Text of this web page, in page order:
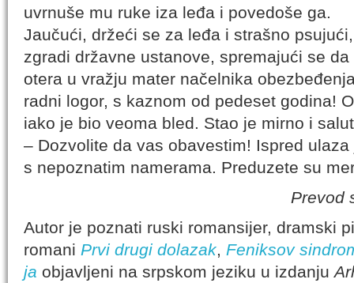
uvrnuše mu ruke iza leđa i povedoše ga.
Jaučući, držeći se za leđa i strašno
zgradi državne ustanove, spremajući se
otera u vražju mater načelnika
radni logor, s kaznom od pedeset godina!
iako je bio veoma bled. Stao je mirno i
– Dozvolite da vas obavestim! Ispred
s nepoznatim namerama. Preduzete su
Prevod
Autor je poznati ruski romansijer, dramski
romani Prvi drugi dolazak, Feniksov
ja objavljeni na srpskom jeziku u izdanju